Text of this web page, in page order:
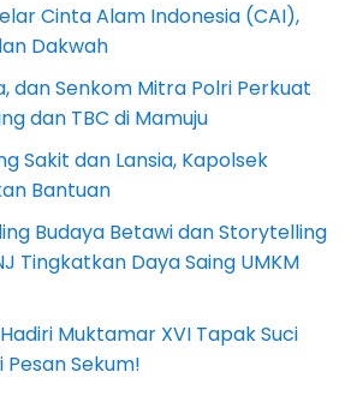
Cinta Alam Indonesia (CAI),
Dakwah
dan Senkom Mitra Polri Perkuat
dan TBC di Mamuju
Sakit dan Lansia, Kapolsek
Bantuan
Budaya Betawi dan Storytelling
Tingkatkan Daya Saing UMKM
Hadiri Muktamar XVI Tapak Suci
Sekum!